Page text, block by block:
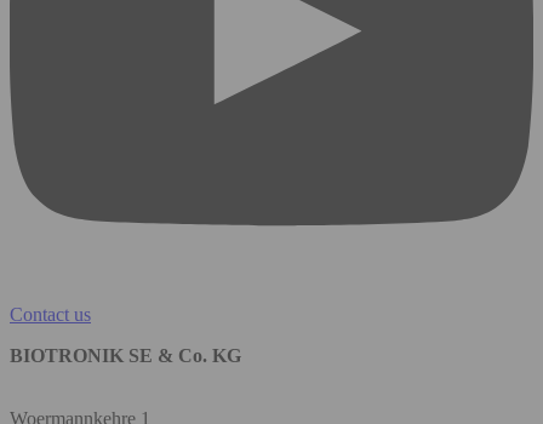
Contact us
BIOTRONIK SE & Co. KG
Woermannkehre 1